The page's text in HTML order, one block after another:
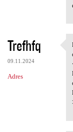
Trefhfq
09.11.2024
Adres